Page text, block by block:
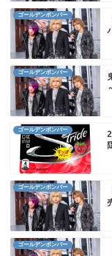
ゴールデンボンバー
ゴールデンボンバー
ゴールデンボンバー
ゴールデンボンバー
ゴールデンボンバー